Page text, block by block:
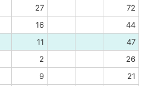
27
72
16
44
11
47
2
26
9 21